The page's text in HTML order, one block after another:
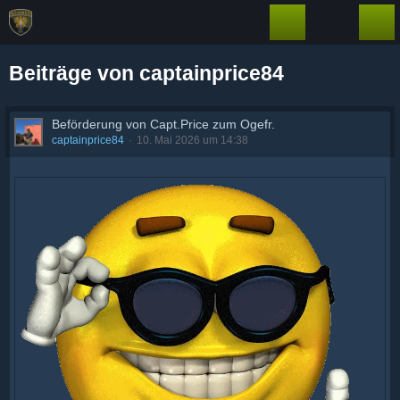
Beiträge von captainprice84
Beförderung von Capt.Price zum Ogefr.
captainprice84 10. Mai 2026 um 14:38